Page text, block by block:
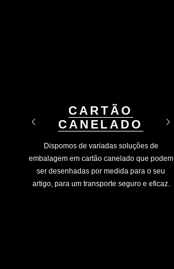
CARTÃO
CANELADO
Dispomos de variadas soluções de
embalagem em cartão canelado que podem
ser desenhadas por medida para o seu
artigo, para um transporte seguro e eficaz.